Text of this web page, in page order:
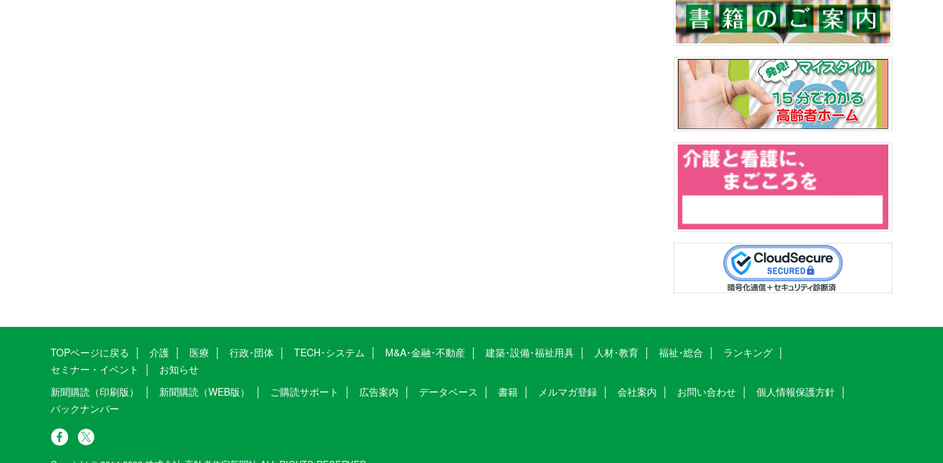
TOPページに戻る 介護 医療 行政･団体 TECH･システム M&A･金融･不動産 建築･設備･福祉用具 人材･教育 福祉･総合
ランキング
セミナー・イベント
お知らせ
新聞購読（印刷版）
新聞購読（WEB版） ご購読サポート 広告案内 データベース 書籍 メルマガ登録 会社案内 お問い合わせ
個人情報保護方針
バックナンバー